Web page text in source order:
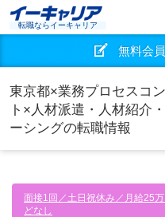
転職ならイーキャリア
無料会
東京都×業務プロセスコ
ト×人材派遣・人材紹介
ーシングの転職情報
面接1回／土日祝休み／月給25
どなし